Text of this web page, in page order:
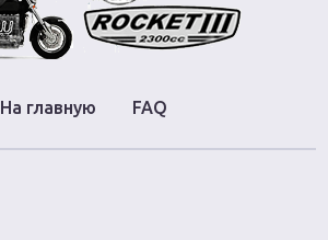
На главную FAQ